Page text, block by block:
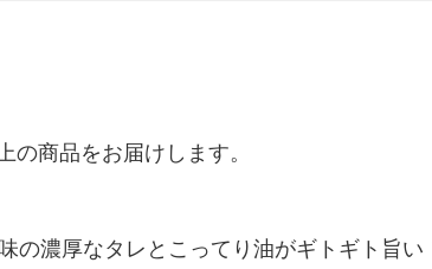
商品をお届けします。
濃厚なタレとこってり油がギトギト旨い